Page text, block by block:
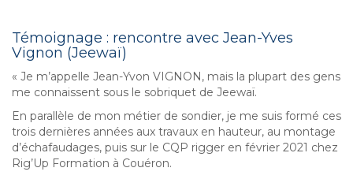
Témoignage : rencontre avec Jean-Yves
Vignon (Jeewaï)
« Je m’appelle Jean-Yvon VIGNON, mais la plupart des gens
me connaissent sous le sobriquet de Jeewaï.
En parallèle de mon métier de sondier, je me suis formé ces
trois dernières années aux travaux en hauteur, au montage
d’échafaudages, puis sur le CQP rigger en février 2021 chez
Rig’Up Formation à Couéron.